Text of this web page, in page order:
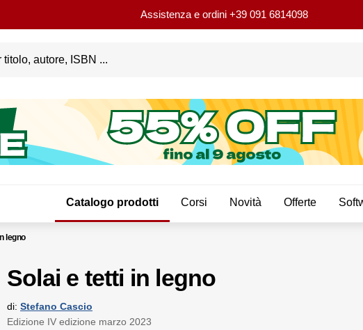
Assistenza e ordini +39 091 6814098
Catalogo prodotti Corsi Novità Offerte
legno
Solai e tetti in legno
di: Stefano Cascio
Edizione IV edizione marzo 2023